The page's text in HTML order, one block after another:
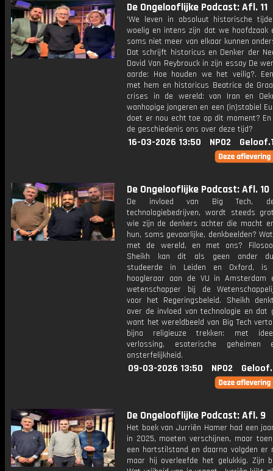
De Ongelooflijke Podcast: Afl. 11
'We leven in absoluut historische
woelig en intens zijn dat we hoofdzaak
soms niet meer van elkaar kunnen
Dat schrijft historicus en Denker der
David Van Reybrouck in zijn essay De
aarde: Hoe houden we het veilig?.
met hem en historicus Beatrice de
crises in de wereld: van Iran en
wanhopige jongeren en een (in)stabiel
doet er nou echt toe op dit moment?
de geschiedenis ons over deze tijd?
16-03-2026 13:50 NPO2
De Ongelooflijke Podcast: Afl. 10
De invloed van Big Tech,
technologiebedrijven, wordt steeds
wie zijn de denkers achter die macht
hun, soms gevaarlijke, denkbeelden?
met de wereld, en met ons?
Sheikh kan dit als geen ander
studeerde in Leiden en Oxford, is
hoogleraar aan de VU in Amsterdam
wetenschapper bij de
voor het Regeringsbeleid. Sheikh
over de invloed van technologie en dat
want het wereldbeeld van Big Tech
bijna religieuze trekken: met
verlossing, esoterische geheimen
onsterfelijkheid.
09-03-2026 13:50 NPO2
De Ongelooflijke Podcast: Afl. 9
Het boek van Jurriën Hamer had een
in 2025, moeten verschijnen, maar
een hartstilstand en daarna volgden er
maar hij overleefde het gelukkig. Zijn